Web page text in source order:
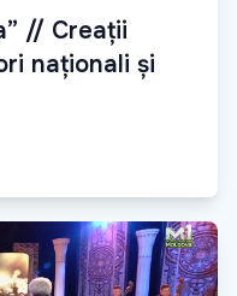
// Creații
naționali și